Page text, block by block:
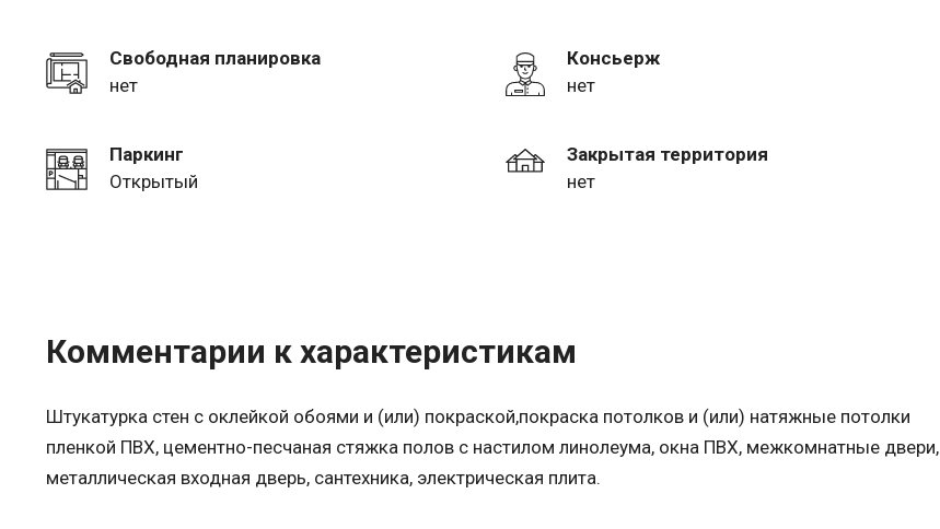
Свободная планировка
нет
Консьерж
нет
Паркинг
Открытый
Закрытая территория
нет
Комментарии к характеристикам
Штукатурка стен с оклейкой обоями и (или) покраской,покраска потолков и (или) натяжные потолки
пленкой ПВХ, цементно-песчаная стяжка полов с настилом линолеума, окна ПВХ, межкомнатные двери,
металлическая входная дверь, сантехника, электрическая плита.